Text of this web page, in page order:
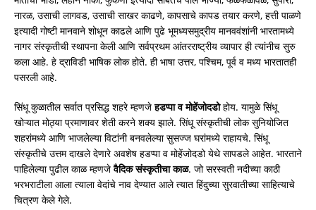
नारळ, उसाची लागवड, उसाची साखर काढणे, कापसाचे कापड तयार करणे, हत्ती पाळणे
इत्यादी गोष्टी मानवाने शोधून काढले आणि पुढे भूमध्यसमुद्रीय मानववंशांनी भारतामध्ये
नागर संस्कृतीची स्थापना केली आणि सर्वप्रथम आंतरराष्ट्रीय व्यापार ही त्यांनीच सुरु
कला आहे. हे द्राविडी भाषिक लोक होते. ही भाषा उत्तर, पश्चिम, पूर्व व मध्य भारतातही
पसरली आहे.
सिंधू कुळातील सर्वात प्रसिद्ध शहरे म्हणजेहडप्पाव मोहेंजोदडोहोय. यामुळे सिंधू
खोऱ्यात मोठ्या प्रमाणावर शेती करने शक्य झाले. सिंधू संस्कृतीची लोक सुनियोजित
शहरांमध्ये आणि भाजलेल्या विटांनी बनवलेल्या सुसज्ज घरांमध्ये राहायचे. सिंधू
संस्कृतीचे उत्तम दाखले देणारे अवशेष हडप्पा व मोहेंजोदडो येथे सापडले आहेत. भारताने
पाहिलेल्या पुढील काळ म्हणजेवैदिकसंस्कृतीचा काळ. जो सरस्वती नदीच्या काठी
भरभराटीला आला त्याला वेदांचे नाव देण्यात आले त्यात हिंदुच्या सुरवातीच्या साहित्याचे
चित्रण केले गेले.